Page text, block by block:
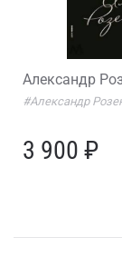
Александр
#Александр
3 900 ₽